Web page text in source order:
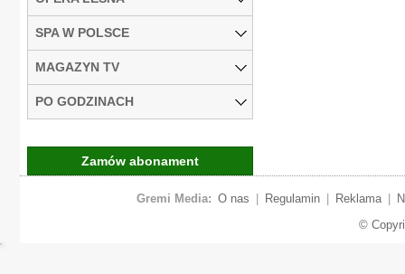
SPA W POLSCE
MAGAZYN TV
PO GODZINACH
Zamów abonament
Gremi Media: O nas Regulamin Reklama
©